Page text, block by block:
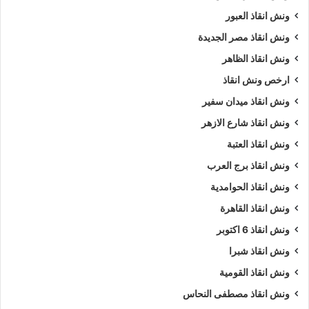
ونش انقاذ العبور
ونش انقاذ مصر الجديدة
ونش انقاذ الظاهر
ارخص ونش انقاذ
ونش انقاذ ميدان سفير
ونش انقاذ شارع الازهر
ونش انقاذ العتبة
ونش انقاذ برج العرب
ونش انقاذ الحوامدية
ونش انقاذ القاهرة
ونش انقاذ 6 اكتوبر
ونش انقاذ شبرا
ونش انقاذ القومية
ونش انقاذ مصطفى النحاس